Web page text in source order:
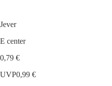
Jever
E center
0,79 €
UVP0,99 €